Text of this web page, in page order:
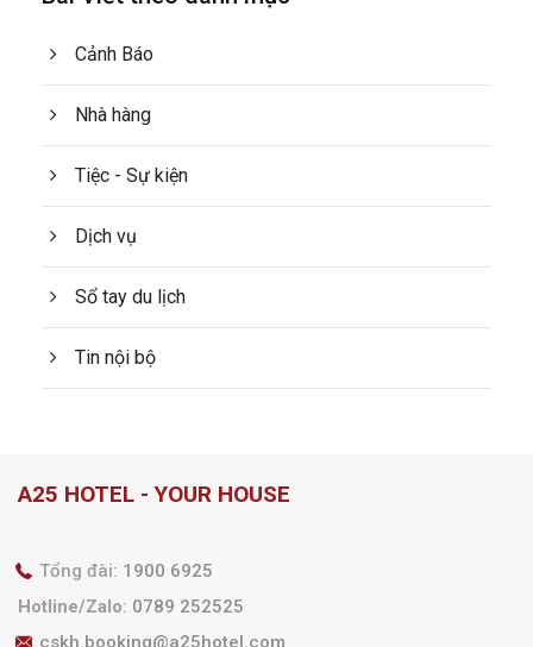
Cảnh Báo
Nhà hàng
Tiệc - Sự kiện
Dịch vụ
Sổ tay du lịch
Tin nội bộ
A25 HOTEL - YOUR HOUSE
Tổng đài: 1900 6925
Hotline/Zalo: 0789 252525
cskh.booking@a25hotel.com